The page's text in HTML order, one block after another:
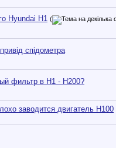
Hyundai H1 (
спідометра
фильтр в Н1 - Н200?
заводится двигатель Н100